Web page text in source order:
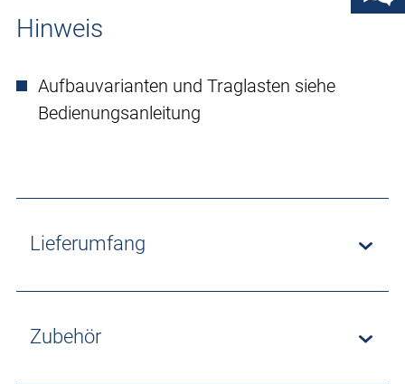
Hinweis
Aufbauvarianten und Traglasten siehe
Bedienungsanleitung
Lieferumfang
Zubehör